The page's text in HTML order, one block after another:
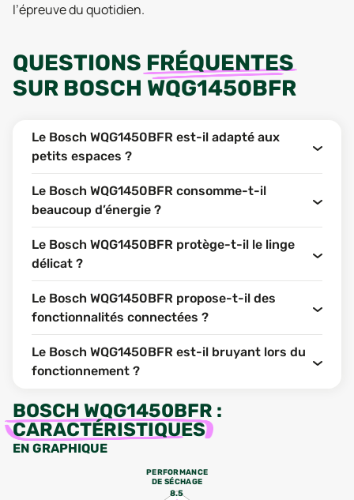
l’épreuve du quotidien.
QUESTIONS FRÉQUENTES
SUR BOSCH WQG1450BFR
Le Bosch WQG1450BFR est-il adapté aux
petits espaces ?
Le Bosch WQG1450BFR consomme-t-il
beaucoup d’énergie ?
Le Bosch WQG1450BFR protège-t-il le linge
délicat ?
Le Bosch WQG1450BFR propose-t-il des
fonctionnalités connectées ?
Le Bosch WQG1450BFR est-il bruyant lors du
fonctionnement ?
BOSCH WQG1450BFR :
CARACTÉRISTIQUES
EN GRAPHIQUE
PERFORMANCE
DE SÉCHAGE
8.5